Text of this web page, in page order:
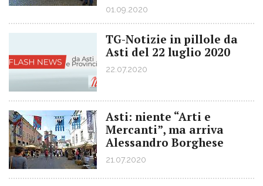
01.09.2020
TG-Notizie in pillole da
Asti del 22 luglio 2020
22.07.2020
Asti: niente “Arti e
Mercanti”, ma arriva
Alessandro Borghese
21.07.2020